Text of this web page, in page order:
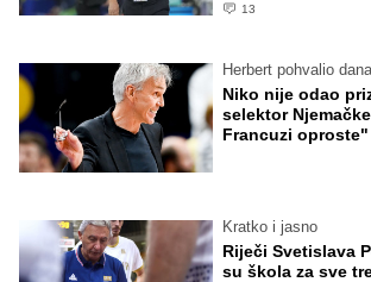
13
Herbert pohvalio
Niko nije odao
selektor
Francuzi oproste"
Kratko i jasno
Riječi Svetislava
su škola za sve